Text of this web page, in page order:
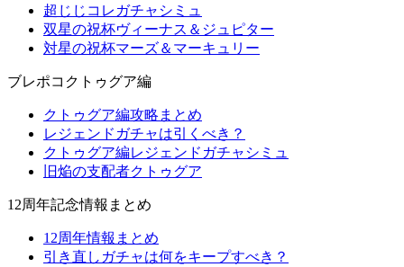
超じじコレガチャシミュ
双星の祝杯ヴィーナス＆ジュピター
対星の祝杯マーズ＆マーキュリー
ブレポコクトゥグア編
クトゥグア編攻略まとめ
レジェンドガチャは引くべき？
クトゥグア編レジェンドガチャシミュ
旧焔の支配者クトゥグア
12周年記念情報まとめ
12周年情報まとめ
引き直しガチャは何をキープすべき？